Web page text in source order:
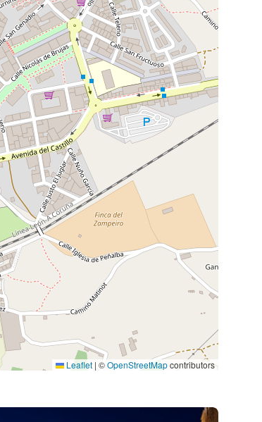
Leaflet | ©OpenStreetMapcontributors